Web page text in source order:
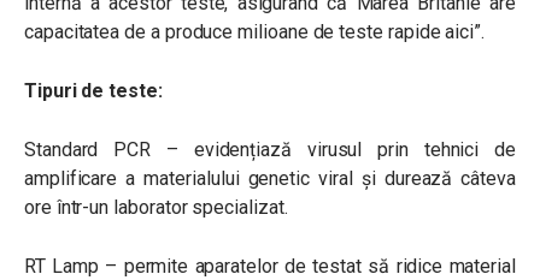
capacitatea de a produce milioane de teste rapide aici”.
Tipuri de teste:
Standard PCR – evidențiază virusul prin tehnici de
amplificare a materialului genetic viral și durează câteva
ore într-un laborator specializat.
RT Lamp – permite aparatelor de testat să ridice material